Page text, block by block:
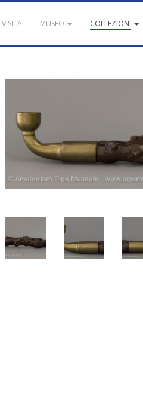
VISITA MUSEO COLLEZIONI